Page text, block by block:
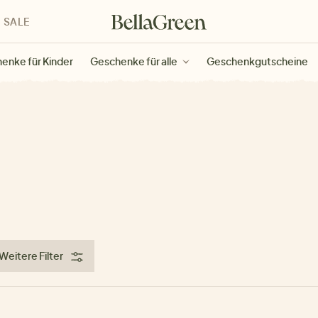
für Kinder Geschenke für alle Geschenkgutscheine
SALE
Filter